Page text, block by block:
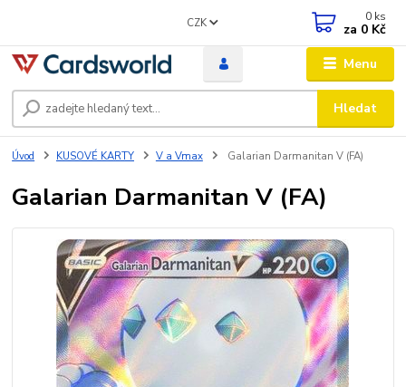
Menu
CZK
Hledat
0 ks
za 0 Kč
Úvod KUSOVÉ KARTY V a Vmax Galarian Darmanitan V (FA)
Galarian Darmanitan V (FA)